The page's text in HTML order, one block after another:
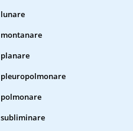
lunare
montanare
planare
pleuropolmonare
polmonare
subliminare